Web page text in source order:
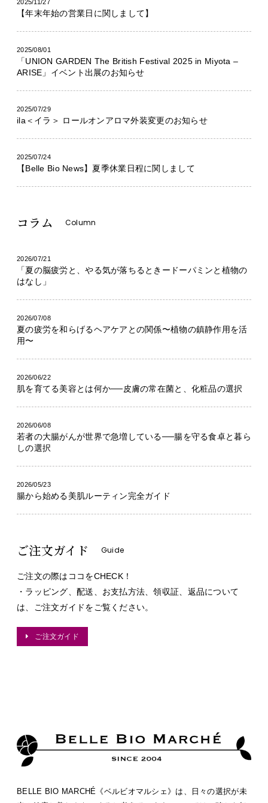
2025/11/27
【年末年始の営業日に関しまして】
2025/08/01
「UNION GARDEN The British Festival 2025 in Miyota –
ARISE」イベント出展のお知らせ
2025/07/29
ila＜イラ＞ ロールオンアロマ外装変更のお知らせ
2025/07/24
【Belle Bio News】夏季休業日程に関しまして
コラム Column
2026/07/21
「夏の脳疲労と、やる気が落ちるときードーパミンと植物の
はなし」
2026/07/08
夏の疲労を和らげるヘアケアとの関係〜植物の鎮静作用を活
用〜
2026/06/22
肌を育てる美容とは何か──皮膚の常在菌と、化粧品の選択
2026/06/08
若者の大腸がんが世界で急増している──腸を守る食卓と暮ら
しの選択
2026/05/23
腸から始める美肌ルーティン完全ガイド
ご注文ガイド Guide
ご注文の際はココをCHECK！
・ラッピング、配送、お支払方法、領収証、返品について
は、ご注文ガイドをご覧ください。
ご注文ガイド
BELLE BIO MARCHÉ《ベルビオマルシェ》は、日々の選択が未